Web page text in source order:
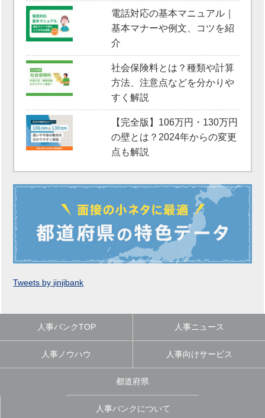
電話対応の基本マニュアル｜
基本マナーや例文、コツを紹
介
社会保険料とは？種類や計算
方法、注意点などを分かりや
すく解説
【完全版】106万円・130万円
の壁とは？2024年からの変更
点も解説
Tweets by jinjibank
人事バンクTOP 人事ニュース
人事ノウハウ 人事向けサービス
都道府県
人事バンクについて